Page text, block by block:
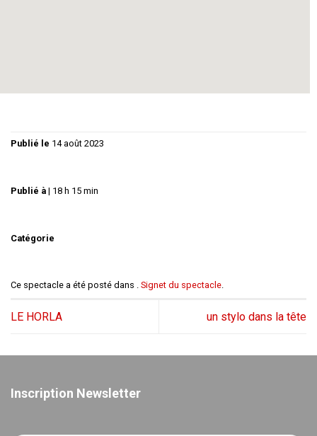
Publié le 14 août 2023
Publié à | 18 h 15 min
Catégorie
Ce spectacle a été posté dans . Signet du spectacle.
LE HORLA un stylo dans la tête
Inscription Newsletter